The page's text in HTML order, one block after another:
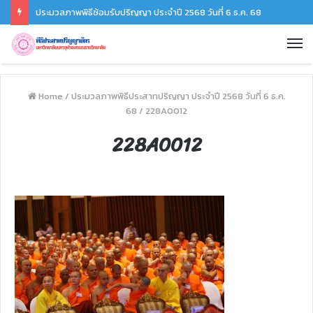
ประมวลภาพพิธีซ้อมรับปริญญา ประจำปี 2568 วันที่ 6 ธ.ค. 68
Home / ประมวลภาพพิธีประสาทปริญญา ประจำปี 2568 วันที่ 6 ธ.ค.
68 / 228A0012
228A0012